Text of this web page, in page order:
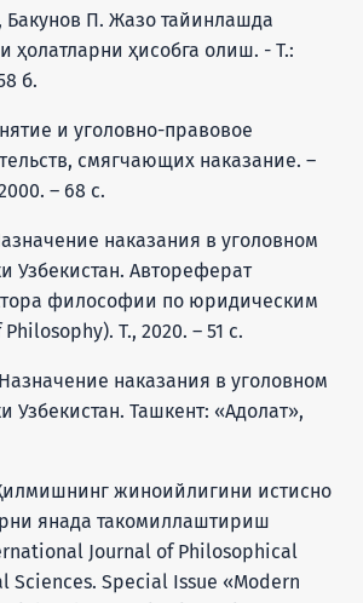
Бакунов П. Жазо тайинлашда
ҳолатларни ҳисобга олиш. - Т.:
б.
и уголовно-правовое
смягчающих наказание. –
– 68 с.
наказания в уголовном
Узбекистан. Автореферат
философии по юридическим
Т., 2020. – 51 с.
наказания в уголовном
Узбекистан. Ташкент: «Адолат»,
жиноийлигини истисно
янада такомиллаштириш
Journal of Philosophical
Sciences. Special Issue «Modern